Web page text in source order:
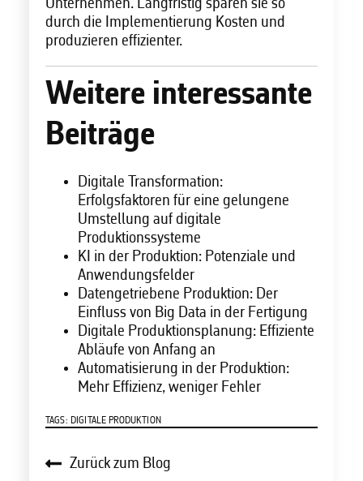
Unternehmen. Langfristig sparen sie so
durch die Implementierung Kosten und
produzieren effizienter.
Weitere interessante
Beiträge
Digitale Transformation:
Erfolgsfaktoren für eine gelungene
Umstellung auf digitale
Produktionssysteme
KI in der Produktion: Potenziale und
Anwendungsfelder
Datengetriebene Produktion: Der
Einfluss von Big Data in der Fertigung
Digitale Produktionsplanung: Effiziente
Abläufe von Anfang an
Automatisierung in der Produktion:
Mehr Effizienz, weniger Fehler
TAGS: DIGITALE PRODUKTION
Zurück zum Blog